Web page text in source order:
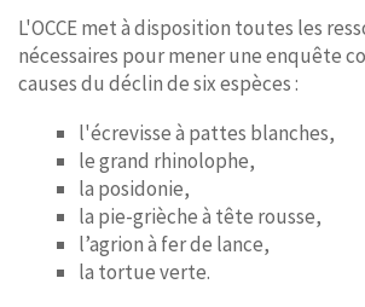
L'OCCE met à disposition toutes les
nécessaires pour mener une enquête
causes du déclin de six espèces :
l'écrevisse à pattes blanches,
le grand rhinolophe,
la posidonie,
la pie-grièche à tête rousse,
l’agrion à fer de lance,
la tortue verte.